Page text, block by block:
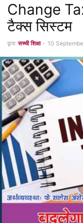
Change
टैक्स सिस्टम
द्वारा सच्ची शिक्षा - 10